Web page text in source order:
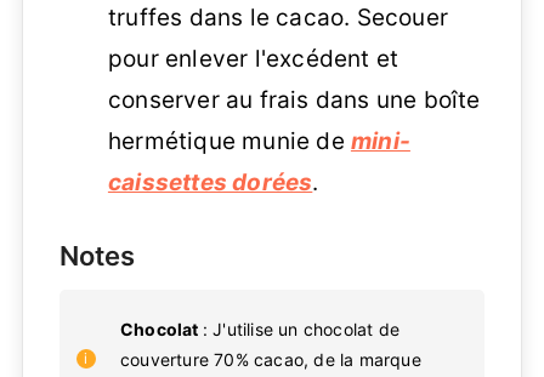
truffes dans le cacao. Secouer
pour enlever l'excédent et
conserver au frais dans une boîte
hermétique munie de mini-
caissettes dorées.
Notes
Chocolat : J'utilise un chocolat de
couverture 70% cacao, de la marque